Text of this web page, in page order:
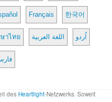
Français 한국어
าไทย اللغة العربية اُردو
des Heartlight-Netzwerks. Soweit